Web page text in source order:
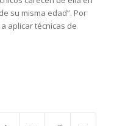
su misma edad”. Por
aplicar técnicas de